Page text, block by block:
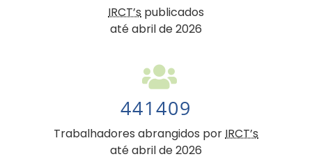
IRCT’s publicados
até abril de 2026
441409
Trabalhadores abrangidos por IRCT’s
até abril de 2026